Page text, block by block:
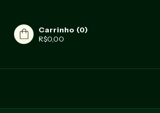
Carrinho (0)
R$0,00